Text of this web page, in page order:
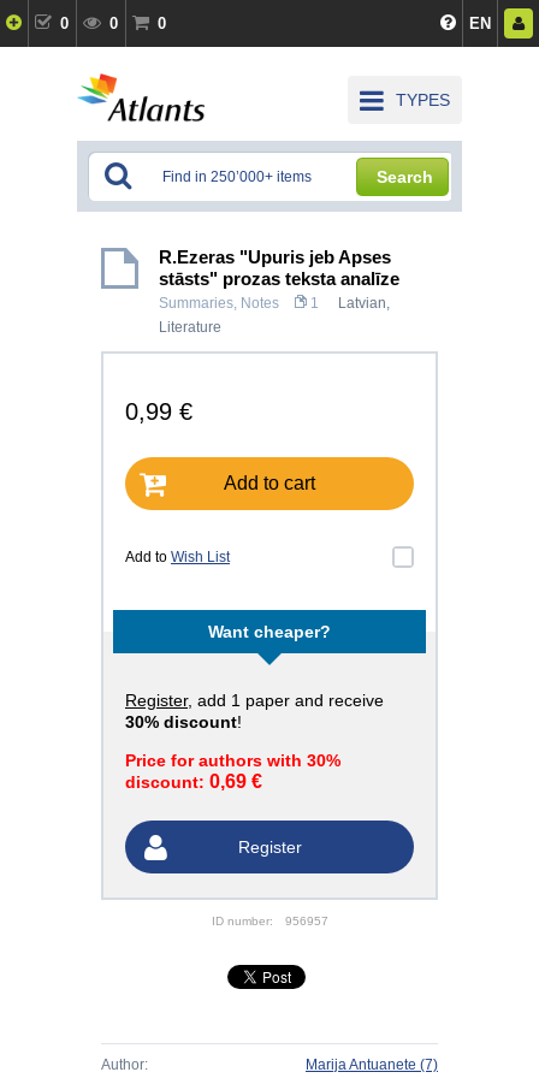
0 0 0 EN
TYPES
Search
R.Ezeras "Upuris jeb Apses
stāsts" prozas teksta analīze
Summaries, Notes 1 Latvian,
Literature
0,99 €
Add to cart
Add to Wish List
Want cheaper?
Register, add 1 paper and receive
30% discount!
Price for authors with 30%
discount: 0,69 €
Register
ID number: 956957
Author: Marija Antuanete (7)